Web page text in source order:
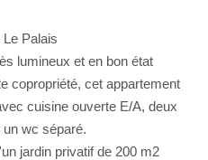
Palais
lumineux et en bon état
copropriété, cet appartement
cuisine ouverte E/A, deux
wc séparé.
jardin privatif de 200 m2